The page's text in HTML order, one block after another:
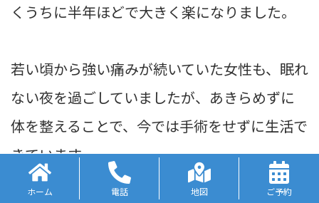
くうちに半年ほどで大きく楽になりました。
若い頃から強い痛みが続いていた女性も、眠れ
ない夜を過ごしていましたが、あきらめずに
体を整えることで、今では手術をせずに生活で
きています。
ホーム 電話 地図 ご予約